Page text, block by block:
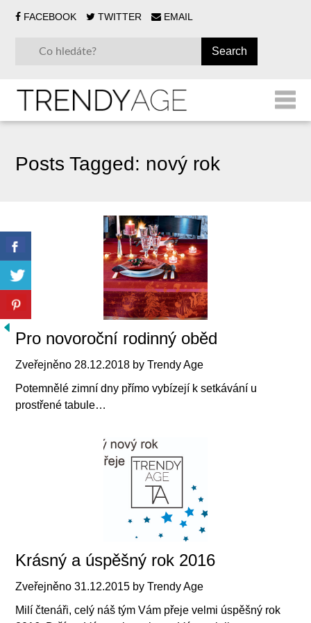
FACEBOOK TWITTER EMAIL
Posts Tagged: nový rok
Pro novoroční rodinný oběd
Zveřejněno 28.12.2018 byTrendy Age
Potemnělé zimní dny přímo vybízejí k setkávání u
prostřené tabule…
Krásný a úspěšný rok 2016
Zveřejněno31.12.2015 byTrendy Age
Milí čtenáři, celý náš tým Vám přeje velmi úspěšný rok